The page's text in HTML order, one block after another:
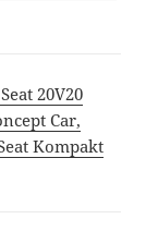
20V20
Car,
Kompakt